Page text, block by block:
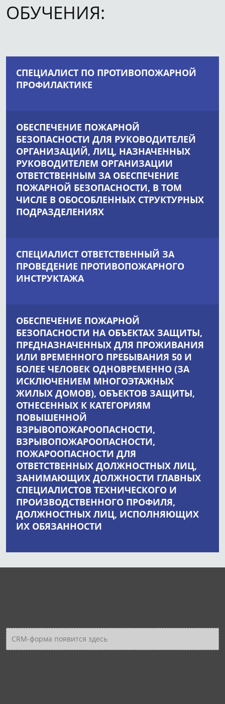
ОБУЧЕНИЯ:
СПЕЦИАЛИСТ ПО ПРОТИВОПОЖАРНОЙ
ПРОФИЛАКТИКЕ
ОБЕСПЕЧЕНИЕ ПОЖАРНОЙ
БЕЗОПАСНОСТИ ДЛЯ РУКОВОДИТЕЛЕЙ
ОРГАНИЗАЦИЙ, ЛИЦ, НАЗНАЧЕННЫХ
РУКОВОДИТЕЛЕМ ОРГАНИЗАЦИИ
ОТВЕТСТВЕННЫМ ЗА ОБЕСПЕЧЕНИЕ
ПОЖАРНОЙ БЕЗОПАСНОСТИ, В ТОМ
ЧИСЛЕ В ОБОСОБЛЕННЫХ СТРУКТУРНЫХ
ПОДРАЗДЕЛЕНИЯХ
СПЕЦИАЛИСТ ОТВЕТСТВЕННЫЙ ЗА
ПРОВЕДЕНИЕ ПРОТИВОПОЖАРНОГО
ИНСТРУКТАЖА
ОБЕСПЕЧЕНИЕ ПОЖАРНОЙ
БЕЗОПАСНОСТИ НА ОБЪЕКТАХ ЗАЩИТЫ,
ПРЕДНАЗНАЧЕННЫХ ДЛЯ ПРОЖИВАНИЯ
ИЛИ ВРЕМЕННОГО ПРЕБЫВАНИЯ 50 И
БОЛЕЕ ЧЕЛОВЕК ОДНОВРЕМЕННО (ЗА
ИСКЛЮЧЕНИЕМ МНОГОЭТАЖНЫХ
ЖИЛЫХ ДОМОВ), ОБЪЕКТОВ ЗАЩИТЫ,
ОТНЕСЕННЫХ К КАТЕГОРИЯМ
ПОВЫШЕННОЙ
ВЗРЫВОПОЖАРООПАСНОСТИ,
ВЗРЫВОПОЖАРООПАСНОСТИ,
ПОЖАРООПАСНОСТИ ДЛЯ
ОТВЕТСТВЕННЫХ ДОЛЖНОСТНЫХ ЛИЦ,
ЗАНИМАЮЩИХ ДОЛЖНОСТИ ГЛАВНЫХ
СПЕЦИАЛИСТОВ ТЕХНИЧЕСКОГО И
ПРОИЗВОДСТВЕННОГО ПРОФИЛЯ,
ДОЛЖНОСТНЫХ ЛИЦ, ИСПОЛНЯЮЩИХ
ИХ ОБЯЗАННОСТИ
CRM-форма появится здесь